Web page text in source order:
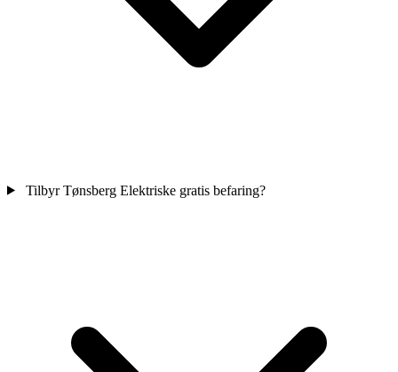
Tilbyr Tønsberg Elektriske gratis befaring?